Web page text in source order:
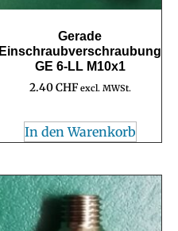
Gerade
Einschraubverschraubung
GE 6-LL M10x1
2.40CHF excl. MWSt.
In den Warenkorb